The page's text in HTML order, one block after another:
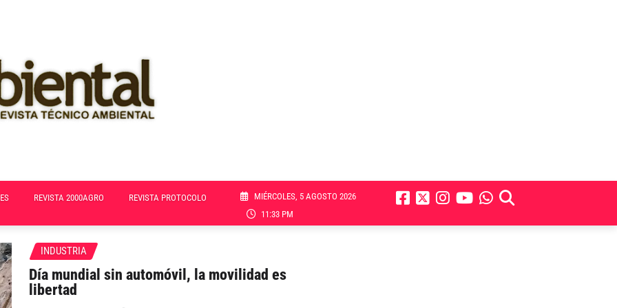
REVISTA 2000AGRO REVISTA PROTOCOLO
MIÉRCOLES, 5 AGOSTO 2026
11:33 PM
INDUSTRIA
Día mundial sin automóvil, la movilidad es
libertad